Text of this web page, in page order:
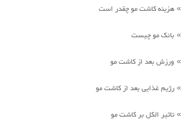
» هزینه کاشت مو چقدر است
» بانک مو چیست
» ورزش بعد از کاشت مو
» رژیم غذایی بعد از کاشت مو
» تاثیر الکل بر کاشت مو